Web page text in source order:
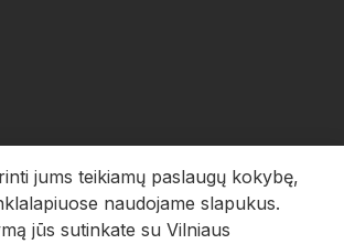
LT-01122, Vilnius
jums teikiamų paslaugų kokybę,
naudojame slapukus.
jūs sutinkate su Vilniaus